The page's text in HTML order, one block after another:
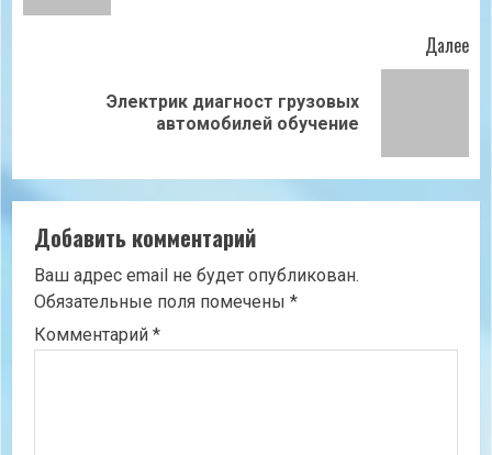
Далее
СледующаяЭлектрик диагност грузовых
автомобилей обучение
Добавить комментарий
Ваш адрес email не будет опубликован.
Обязательные поля помечены *
Комментарий *